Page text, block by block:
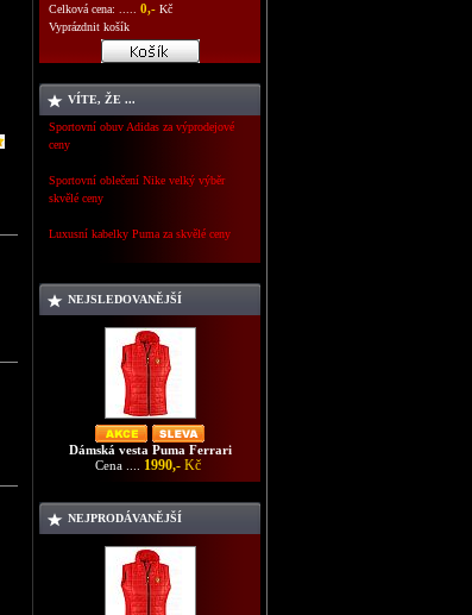
Celková cena: ..... 0,- Kč
Vyprázdnit košík
VÍTE, ŽE ...
Sportovní obuv Adidas za výprodejové
ceny
Sportovní oblečení Nike velký výběr
skvělé ceny
Luxusní kabelky Puma za skvělé ceny
NEJSLEDOVANĚJŠÍ
Dámská vesta Puma Ferrari
Cena .... 1990,- Kč
NEJPRODÁVANĚJŠÍ